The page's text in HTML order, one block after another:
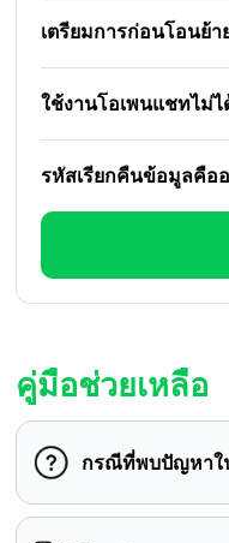
เตรียมการก่อนโอนย้
ใช้งานโอเพนแชทไม่
รหัสเรียกคืนข้อมูลคือ
คู่มือช่วยเหลือ
กรณีที่พบปัญหาใ